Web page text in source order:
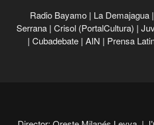
Radio Bayamo | La Demajagua |
Serrana | Crisol (PortalCultura) |
| Cubadebate | AIN | Prensa